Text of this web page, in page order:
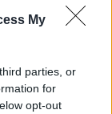
My
parties, or
for
opt-out
dem
den